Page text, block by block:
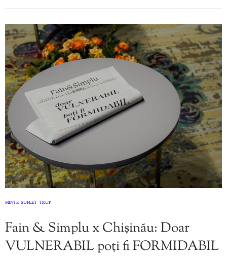
MINTE SUFLET TRUP
Fain & Simplu x Chișinău: Doar
VULNERABIL poți fi FORMIDABIL